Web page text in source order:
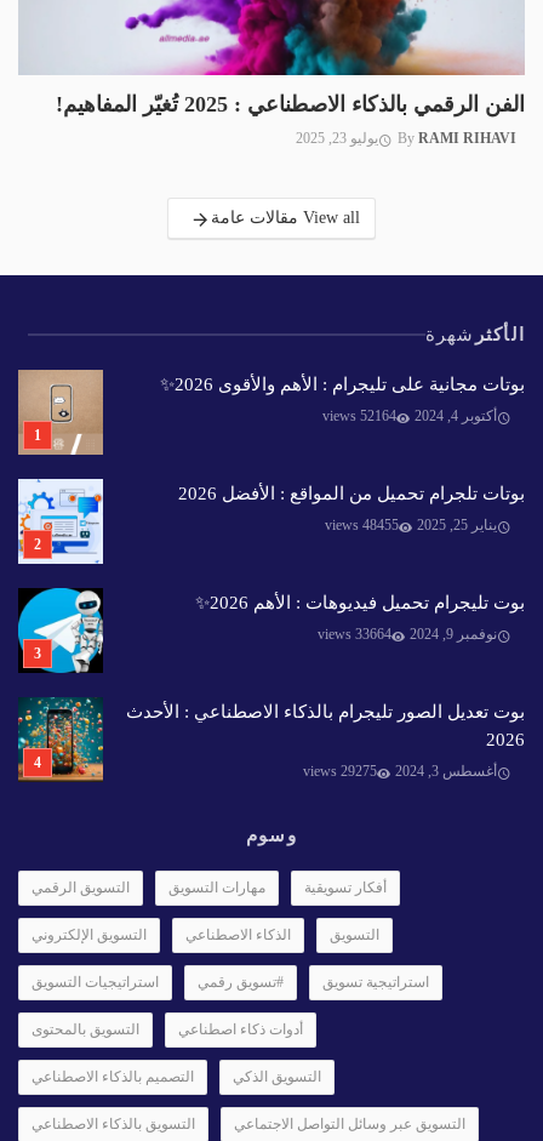
الفن الرقمي بالذكاء الاصطناعي : 2025 تُغيّر المفاهيم!
By RAMI RIHAVI يوليو 23, 2025
View all مقالات عامة
الأكثر شهرة
بوتات مجانية على تليجرام : الأهم والأقوى 2026✨️
أكتوبر 4, 2024 52164 views
بوتات تلجرام تحميل من المواقع : الأفضل 2026
يناير 25, 2025 48455 views
بوت تليجرام تحميل فيديوهات : الأهم 2026✨️
نوفمبر 9, 2024 33664 views
بوت تعديل الصور تليجرام بالذكاء الاصطناعي : الأحدث
2026
أغسطس 3, 2024 29275 views
وسوم
التسويق الرقمي مهارات التسويق أفكار تسويقية
التسويق الإلكتروني الذكاء الاصطناعي التسويق
استراتيجيات التسويق #تسويق رقمي استراتيجية تسويق
التسويق بالمحتوى أدوات ذكاء اصطناعي
التصميم بالذكاء الاصطناعي التسويق الذكي
التسويق بالذكاء الاصطناعي التسويق عبر وسائل التواصل الاجتماعي